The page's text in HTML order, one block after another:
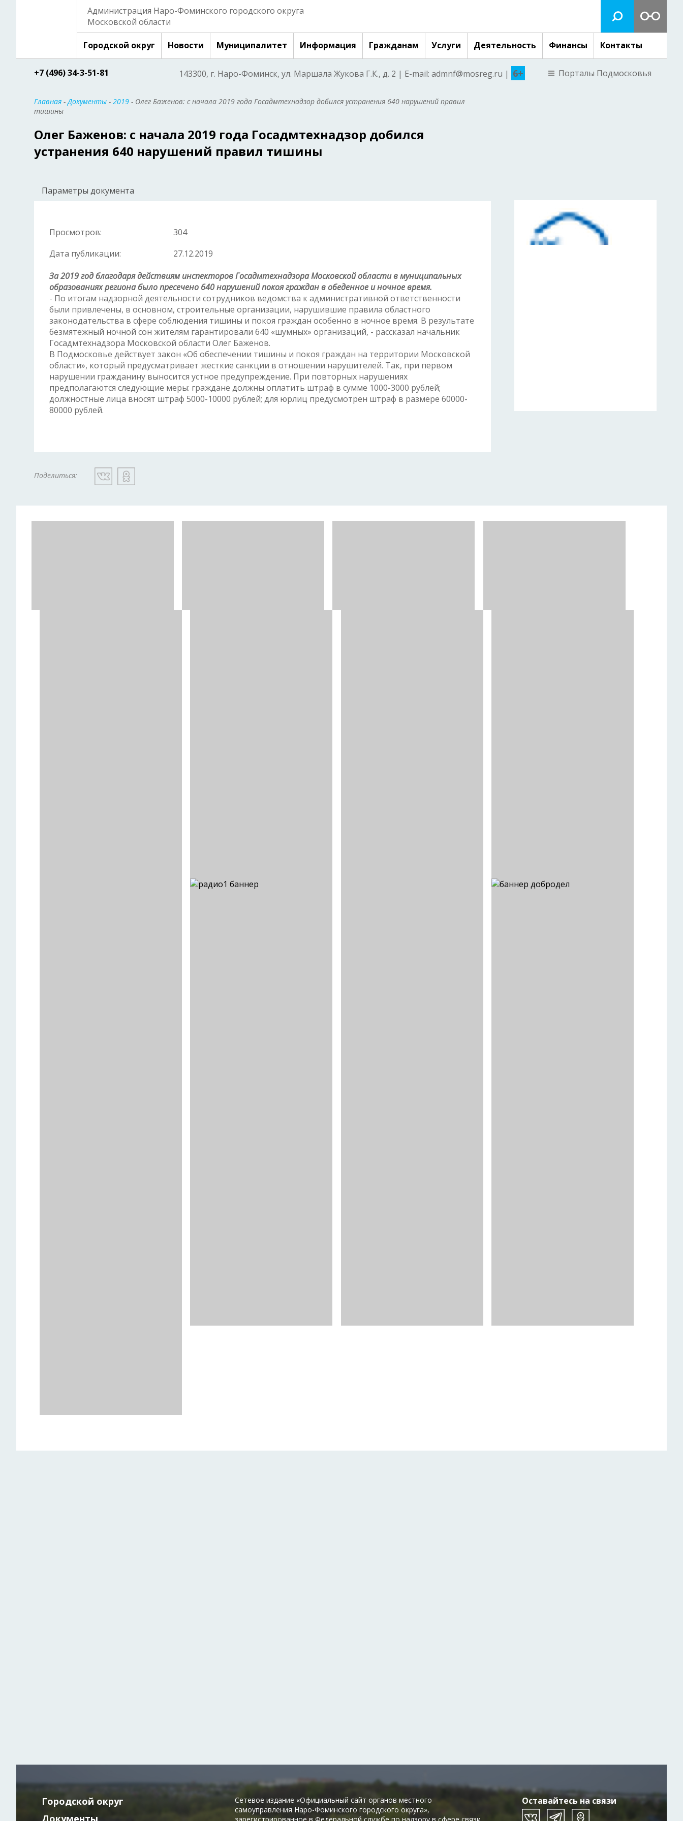
Администрация Наро-Фоминского городского округа
Московской области
Городской округ Новости Муниципалитет Информация Гражданам Услуги Деятельность Финансы Контакты
+7 (496) 34-3-51-81 143300, г. Наро-Фоминск, ул. Маршала Жукова Г.К., д. 2 | E-mail: admnf@mosreg.ru | 6+ Порталы Подмосковья
Главная -Документы - 2019 - Олег Баженов: с начала 2019 года Госадмтехнадзор добился устранения 640 нарушений правил
тишины
Олег Баженов: с начала 2019 года Госадмтехнадзор добился
устранения 640 нарушений правил тишины
Параметры документа
Просмотров:
304
Дата публикации:
27.12.2019
За 2019 год благодаря действиям инспекторов Госадмтехнадзора Московской области в муниципальных
образованиях региона было пресечено 640 нарушений покоя граждан в обеденное и ночное время.
- По итогам надзорной деятельности сотрудников ведомства к административной ответственности
были привлечены, в основном, строительные организации, нарушившие правила областного
законодательства в сфере соблюдения тишины и покоя граждан особенно в ночное время. В результате
безмятежный ночной сон жителям гарантировали 640 «шумных» организаций, - рассказал начальник
Госадмтехнадзора Московской области Олег Баженов.
В Подмосковье действует закон «Об обеспечении тишины и покоя граждан на территории Московской
области», который предусматривает жесткие санкции в отношении нарушителей. Так, при первом
нарушении гражданину выносится устное предупреждение. При повторных нарушениях
предполагаются следующие меры: граждане должны оплатить штраф в сумме 1000-3000 рублей;
должностные лица вносят штраф 5000-10000 рублей; для юрлиц предусмотрен штраф в размере 60000-
80000 рублей.
Поделиться:
Оставайтесь на связи
Городской округ
Документы
Сетевое издание «Официальный сайт органов местного
самоуправления Наро-Фоминского городского округа»,